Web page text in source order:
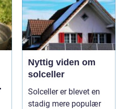
Nyttig viden om
solceller
Solceller er blevet en
stadig mere populær